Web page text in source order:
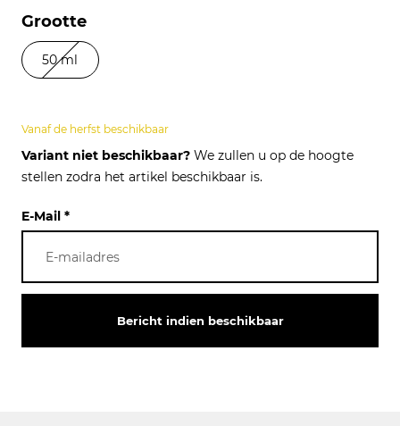
Grootte
50 ml
Vanaf de herfst beschikbaar
Variant niet beschikbaar? We zullen u op de hoogte
stellen zodra het artikel beschikbaar is.
E-Mail *
Bericht indien beschikbaar